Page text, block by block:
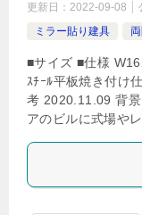
更新日： 2022-09-08
ミラー貼り建具
■サイズ ■仕様
ｽﾁｰﾙ平板焼き付け
考 2020.11.09 背
アのビルに式場や